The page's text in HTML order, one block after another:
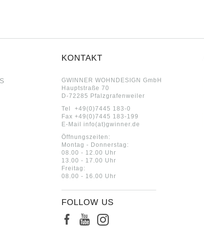
KONTAKT
GWINNER WOHNDESIGN GmbH
Hauptstraße 70
D-72285 Pfalzgrafenweiler
Tel +49(0)7445 183-0
Fax +49(0)7445 183-199
E-Mail info(at)gwinner.de
Öffnungszeiten:
Montag - Donnerstag:
08.00 - 12.00 Uhr
13.00 - 17.00 Uhr
Freitag:
08.00 - 16.00 Uhr
FOLLOW US